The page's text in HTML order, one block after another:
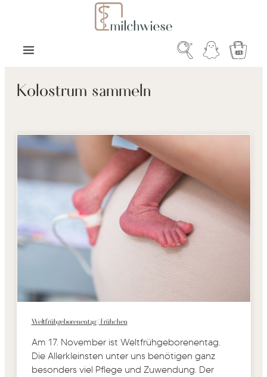
Zum Hauptinhalt springen
Kolostrum sammeln
Weltfrühgeborenentag | Frühchen
Am 17. November ist Weltfrühgeborenentag.
Die Allerkleinsten unter uns benötigen ganz
besonders viel Pflege und Zuwendung. Der